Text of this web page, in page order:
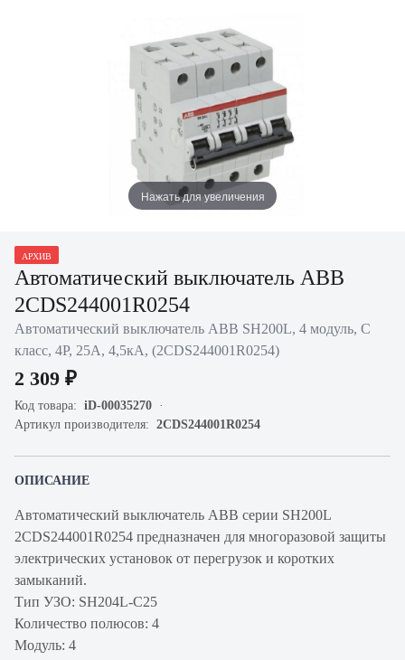
Нажать для увеличения
АРХИВ
Автоматический выключатель ABB
2CDS244001R0254
Автоматический выключатель ABB SH200L, 4 модуль, C
класс, 4P, 25А, 4,5кА, (2CDS244001R0254)
2 309 ₽
Код товара: iD-00035270
Артикул производителя: 2CDS244001R0254
ОПИСАНИЕ
Автоматический выключатель ABB серии SH200L
2CDS244001R0254 предназначен для многоразовой защиты
электрических установок от перегрузок и коротких
замыканий.
Тип УЗО: SH204L-C25
Количество полюсов: 4
Модуль: 4